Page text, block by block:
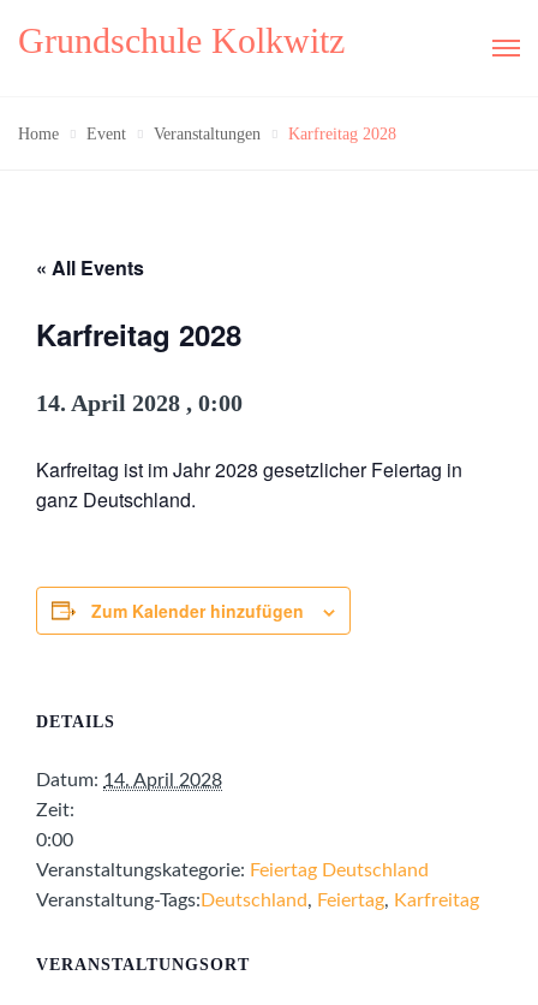
Grundschule Kolkwitz
Home Event Veranstaltungen Karfreitag 2028
« All Events
Karfreitag 2028
14. April 2028 , 0:00
Karfreitag ist im Jahr 2028 gesetzlicher Feiertag in
ganz Deutschland.
Zum Kalender hinzufügen
DETAILS
Datum: 14. April 2028
Zeit:
0:00
Veranstaltungskategorie: Feiertag Deutschland
Veranstaltung-Tags:Deutschland, Feiertag, Karfreitag
VERANSTALTUNGSORT